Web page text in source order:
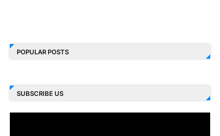
POPULAR POSTS
SUBSCRIBE US